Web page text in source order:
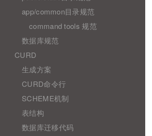
app/common目录规范
command tools 规范
数据库规范
CURD
生成方案
CURD命令行
SCHEME机制
表结构
数据库迁移代码